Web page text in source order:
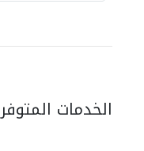
الخدمات